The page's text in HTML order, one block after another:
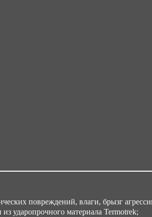
повреждений, влаги, брызг
ударопрочного материала Termotrek;